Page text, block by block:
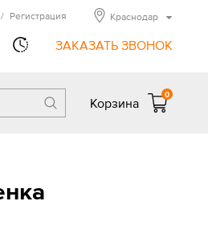
ЗАКАЗАТЬ ЗВОНОК
/ Регистрация Краснодар
Корзина
0